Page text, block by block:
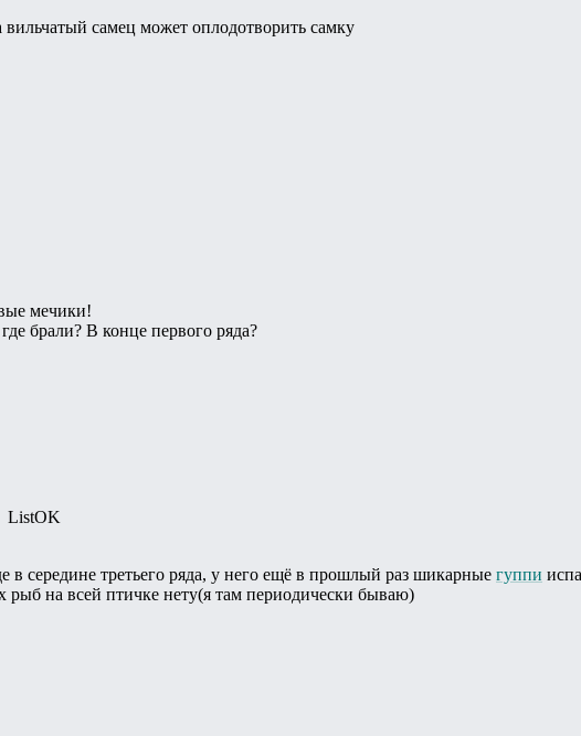
вильчатый самец может оплодотворить самку
мечики!
брали? В конце первого ряда?
ListOK
в середине третьего ряда, у него ещё в прошлый раз шикарные гуппи
рыб на всей птичке нету(я там периодически бываю)